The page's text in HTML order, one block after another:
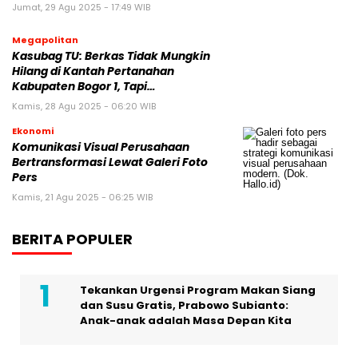
Jumat, 29 Agu 2025 - 17:49 WIB
Megapolitan
Kasubag TU: Berkas Tidak Mungkin
Hilang di Kantah Pertanahan
Kabupaten Bogor 1, Tapi…
Kamis, 28 Agu 2025 - 06:20 WIB
Ekonomi
Komunikasi Visual Perusahaan
Bertransformasi Lewat Galeri Foto
Pers
Kamis, 21 Agu 2025 - 06:25 WIB
BERITA POPULER
Tekankan Urgensi Program Makan Siang
dan Susu Gratis, Prabowo Subianto:
Anak-anak adalah Masa Depan Kita